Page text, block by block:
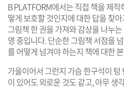
B PLATFORM에서는 직접 책을 제
떻게 보호할 것인지에 대한 답을 찾
그림책 한 권을 가져와 감상을 나누
영 중입니다. 단순한 그림책 서점을
를 어떻게 넘겨야 하는지 책에 대한
가을이어서 그런지 가슴 한구석이
이 있어도 외로운 것도 같고, 아무 생